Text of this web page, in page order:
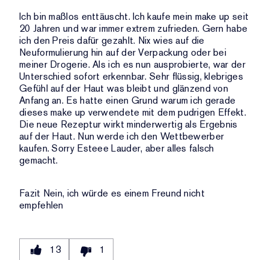
Ich bin maßlos enttäuscht. Ich kaufe mein make up seit
20 Jahren und war immer extrem zufrieden. Gern habe
ich den Preis dafür gezahlt. Nix wies auf die
Neuformulierung hin auf der Verpackung oder bei
meiner Drogerie. Als ich es nun ausprobierte, war der
Unterschied sofort erkennbar. Sehr flüssig, klebriges
Gefühl auf der Haut was bleibt und glänzend von
Anfang an. Es hatte einen Grund warum ich gerade
dieses make up verwendete mit dem pudrigen Effekt.
Die neue Rezeptur wirkt minderwertig als Ergebnis
auf der Haut. Nun werde ich den Wettbewerber
kaufen. Sorry Esteee Lauder, aber alles falsch
gemacht.
Fazit Nein, ich würde es einem Freund nicht
empfehlen
13 1